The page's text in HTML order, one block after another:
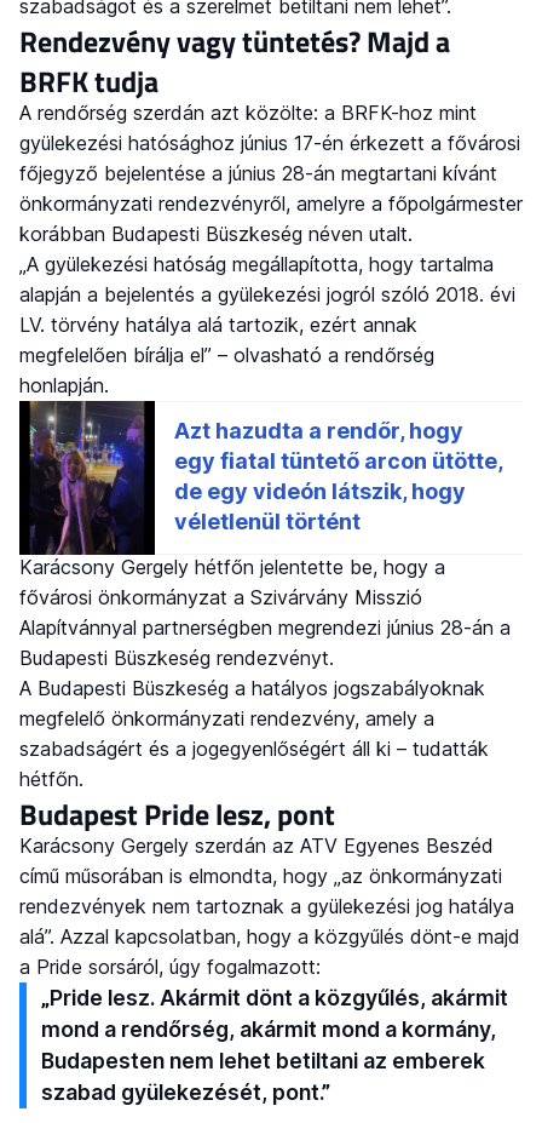
szabadságot és a szerelmet betiltani nem lehet”.
Rendezvény vagy tüntetés? Majd a
BRFK tudja
A rendőrség szerdán azt közölte: a BRFK-hoz mint
gyülekezési hatósághoz június 17-én érkezett a fővárosi
főjegyző bejelentése a június 28-án megtartani kívánt
önkormányzati rendezvényről, amelyre a főpolgármester
korábban Budapesti Büszkeség néven utalt.
„A gyülekezési hatóság megállapította, hogy tartalma
alapján a bejelentés a gyülekezési jogról szóló 2018. évi
LV. törvény hatálya alá tartozik, ezért annak
megfelelően bírálja el” – olvasható a rendőrség
honlapján.
Karácsony Gergely hétfőn jelentette be, hogy a
fővárosi önkormányzat a Szivárvány Misszió
Alapítvánnyal partnerségben megrendezi június 28-án a
Budapesti Büszkeség rendezvényt.
A Budapesti Büszkeség a hatályos jogszabályoknak
megfelelő önkormányzati rendezvény, amely a
szabadságért és a jogegyenlőségért áll ki – tudatták
hétfőn.
Budapest Pride lesz, pont
Karácsony Gergely szerdán az ATV Egyenes Beszéd
című műsorában is elmondta, hogy „az önkormányzati
rendezvények nem tartoznak a gyülekezési jog hatálya
alá”. Azzal kapcsolatban, hogy a közgyűlés dönt-e majd
a Pride sorsáról, úgy fogalmazott:
„Pride lesz. Akármit dönt a közgyűlés, akármit
mond a rendőrség, akármit mond a kormány,
Budapesten nem lehet betiltani az emberek
szabad gyülekezését, pont.”